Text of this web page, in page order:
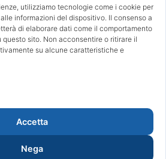
utilizziamo tecnologie come i cookie per
informazioni del dispositivo. Il consenso a
di elaborare dati come il comportamento
sito. Non acconsentire o ritirare il
su alcune caratteristiche e
Accetta
Nega